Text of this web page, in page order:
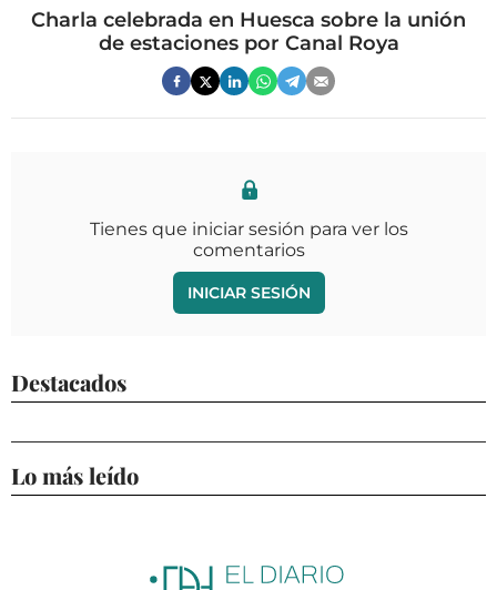
Charla celebrada en Huesca sobre la unión
de estaciones por Canal Roya
Tienes que iniciar sesión para ver los
comentarios
INICIAR SESIÓN
Destacados
Lo más leído